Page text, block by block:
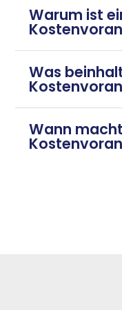
Warum ist
Was
Wann